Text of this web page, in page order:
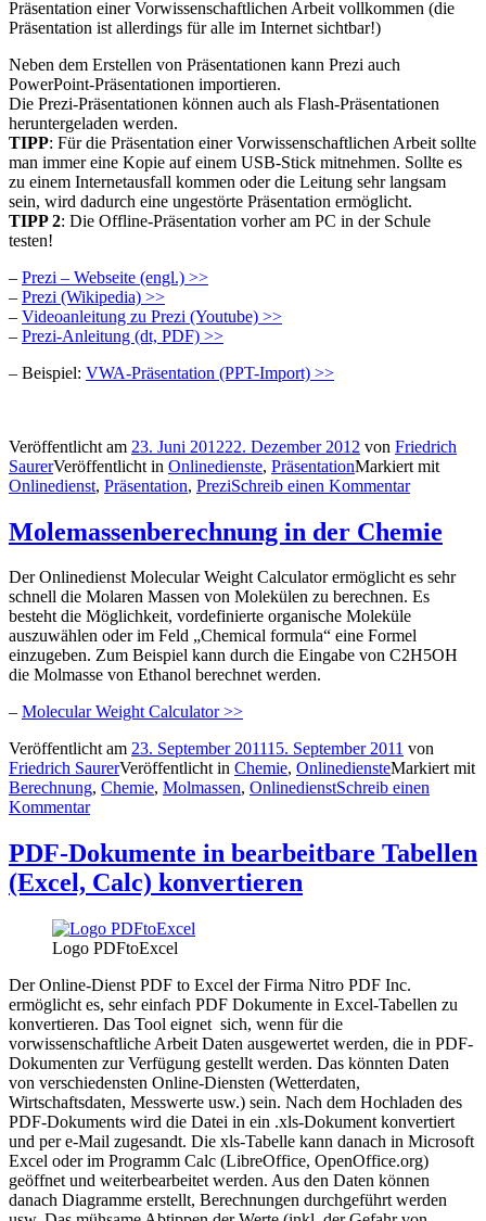
Präsentation einer Vorwissenschaftlichen Arbeit vollkommen (die
Präsentation ist allerdings für alle im Internet sichtbar!)
Neben dem Erstellen von Präsentationen kann Prezi auch
PowerPoint-Präsentationen importieren.
Die Prezi-Präsentationen können auch als Flash-Präsentationen
heruntergeladen werden.
TIPP: Für die Präsentation einer Vorwissenschaftlichen Arbeit sollte
man immer eine Kopie auf einem USB-Stick mitnehmen. Sollte es
zu einem Internetausfall kommen oder die Leitung sehr langsam
sein, wird dadurch eine ungestörte Präsentation ermöglicht.
TIPP 2: Die Offline-Präsentation vorher am PC in der Schule
testen!
– Prezi – Webseite (engl.) >>
– Prezi (Wikipedia) >>
– Videoanleitung zu Prezi (Youtube) >>
– Prezi-Anleitung (dt, PDF) >>
– Beispiel: VWA-Präsentation (PPT-Import) >>
Veröffentlicht am 23. Juni 201222. Dezember 2012 von Friedrich
SaurerVeröffentlicht in Onlinedienste, PräsentationMarkiert mit
Onlinedienst, Präsentation, PreziSchreib einen Kommentar
Molemassenberechnung in der Chemie
Der Onlinedienst Molecular Weight Calculator ermöglicht es sehr
schnell die Molaren Massen von Molekülen zu berechnen. Es
besteht die Möglichkeit, vordefinierte organische Moleküle
auszuwählen oder im Feld „Chemical formula“ eine Formel
einzugeben. Zum Beispiel kann durch die Eingabe von C2H5OH
die Molmasse von Ethanol berechnet werden.
– Molecular Weight Calculator >>
Veröffentlicht am 23. September 201115. September 2011 von
Friedrich SaurerVeröffentlicht in Chemie, OnlinediensteMarkiert mit
Berechnung, Chemie, Molmassen, OnlinedienstSchreib einen
Kommentar
PDF-Dokumente in bearbeitbare Tabellen
(Excel, Calc) konvertieren
Logo PDFtoExcel
Der Online-Dienst PDF to Excel der Firma Nitro PDF Inc.
ermöglicht es, sehr einfach PDF Dokumente in Excel-Tabellen zu
konvertieren. Das Tool eignet sich, wenn für die
vorwissenschaftliche Arbeit Daten ausgewertet werden, die in PDF-
Dokumenten zur Verfügung gestellt werden. Das könnten Daten
von verschiedensten Online-Diensten (Wetterdaten,
Wirtschaftsdaten, Messwerte usw.) sein. Nach dem Hochladen des
PDF-Dokuments wird die Datei in ein .xls-Dokument konvertiert
und per e-Mail zugesandt. Die xls-Tabelle kann danach in Microsoft
Excel oder im Programm Calc (LibreOffice, OpenOffice.org)
geöffnet und weiterbearbeitet werden. Aus den Daten können
danach Diagramme erstellt, Berechnungen durchgeführt werden